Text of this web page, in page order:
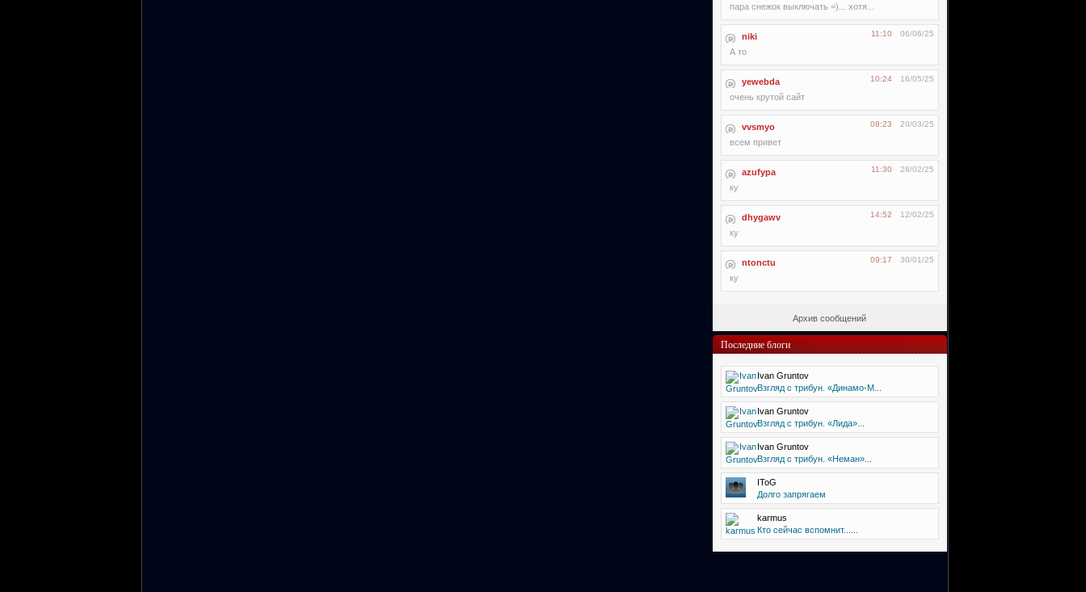
пара снежок выключать =)... хотя...
niki 06/06/25
11:10
А то
yewebda 16/05/25
10:24
очень крутой сайт
vvsmyo 20/03/25
08:23
всем привет
azufypa 28/02/25
11:30
ку
dhygawv 12/02/25
14:52
ку
ntonctu 30/01/25
09:17
ку
Архив сообщений
Последние блоги
Ivan Gruntov
Взгляд с трибун. «Динамо-М...
Ivan Gruntov
Взгляд с трибун. «Лида»...
Ivan Gruntov
Взгляд с трибун. «Неман»...
IToG
Долго запрягаем
karmus
Кто сейчас вспомнит......